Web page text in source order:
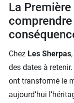
La
Chez Les Sherpas
des dates à
ont transformé le
aujourd’hui